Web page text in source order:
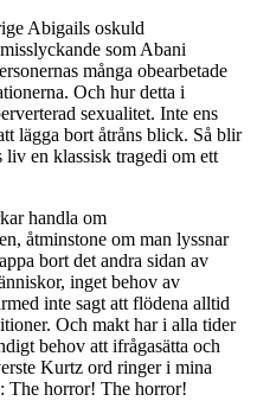
Abigails oskuld
som Abani
många obearbetade
Och hur detta i
sexualitet. Inte ens
lägga bort åtråns blick. Så blir
en klassisk tragedi om ett
handla om
åtminstone om man lyssnar
bort det andra sidan av
inget behov av
inte sagt att flödena alltid
Och makt har i alla tider
behov att ifrågasätta och
Kurtz ord ringer i mina
The horror! The horror!